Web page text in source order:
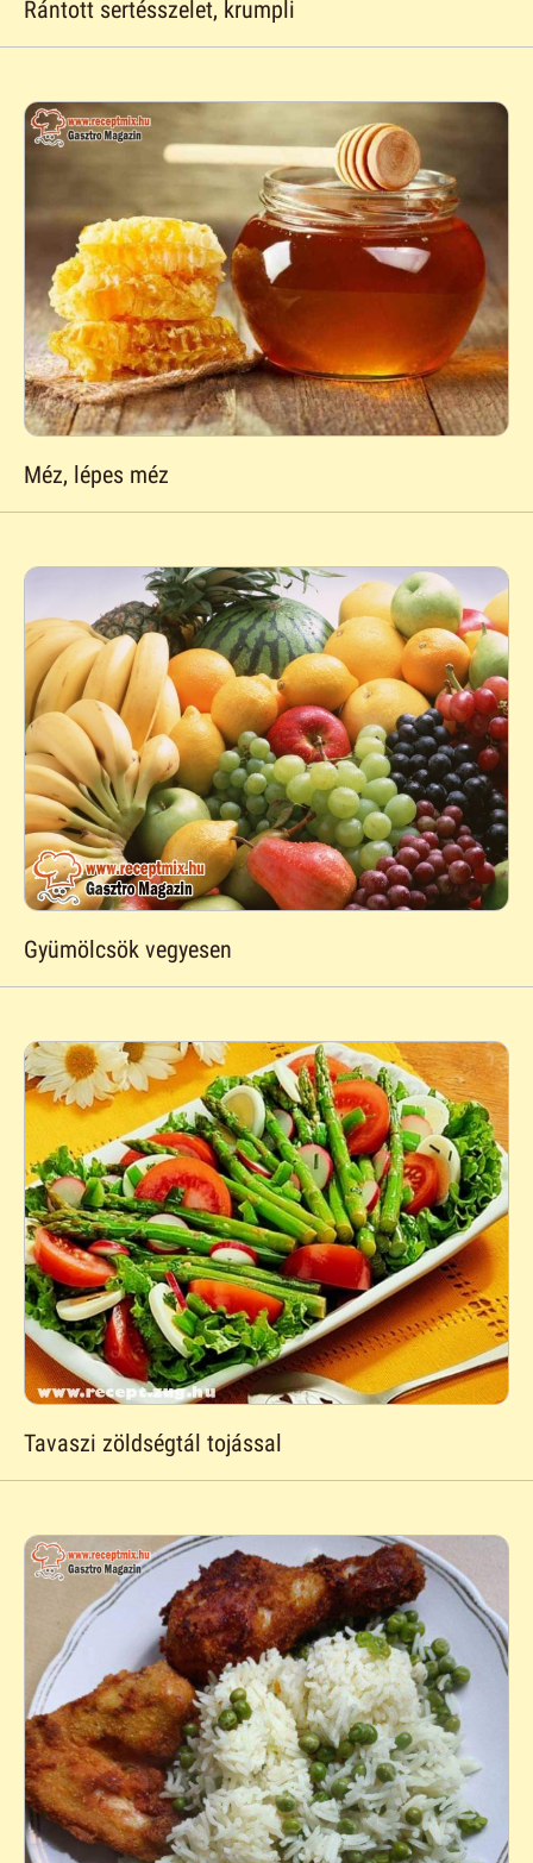
Rántott sertésszelet, krumpli
Méz, lépes méz
Gyümölcsök vegyesen
Tavaszi zöldségtál tojással